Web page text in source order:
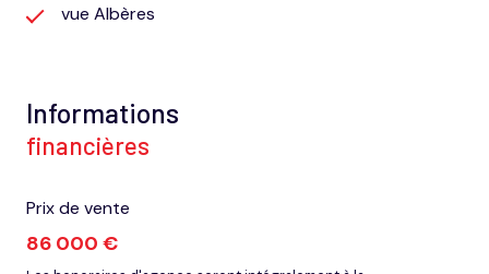
vue Albères
Informations
financières
Prix de vente
86 000 €